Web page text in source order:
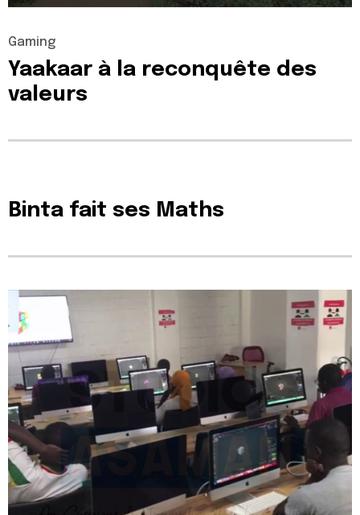
Gaming
Yaakaar à la reconquête des
valeurs
Binta fait ses Maths